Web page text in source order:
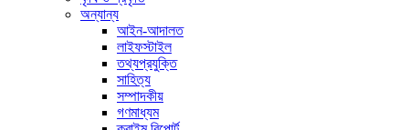
অন্যান্য
আইন-আদালত
লাইফস্টাইল
তথ্যপ্রযুক্তি
সাহিত্য
সম্পাদকীয়
গণমাধ্যম